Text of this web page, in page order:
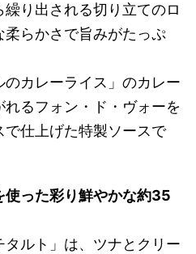
り出される切り立てのロ
らかさで旨みがたっぷ
のカレーライス」のカレー
るフォン・ド・ヴォーを
仕上げた特製ソースで
使った彩り鮮やかな約35
タルト」は、ツナとクリー